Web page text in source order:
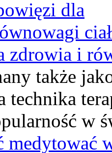
zdrowia i
także
technika
w